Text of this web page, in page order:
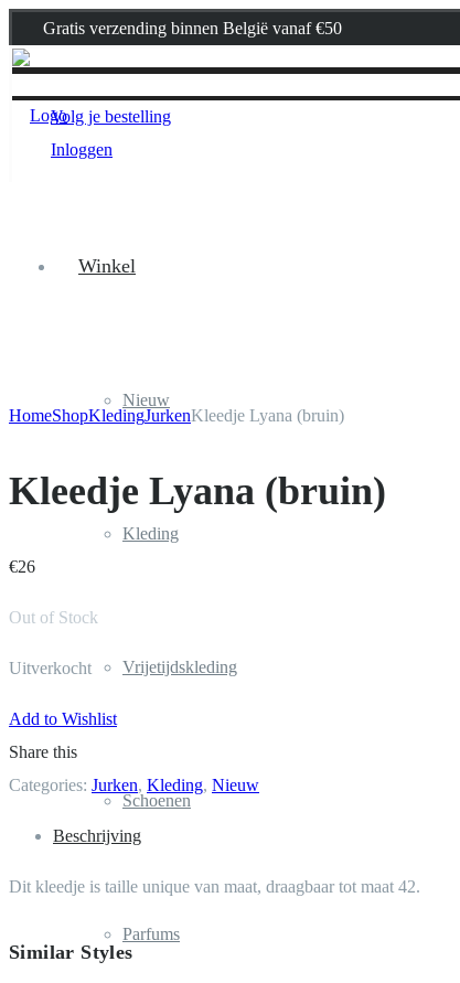
Gratis verzending binnen België vanaf €50
Volg je bestelling
Inloggen
Winkel
Nieuw
Kleding
Vrijetijdskleding
Schoenen
Parfums
HomeShopKledingJurkenKleedje Lyana (bruin)
Kleedje Lyana (bruin)
€26
Out of Stock
Uitverkocht
Add to Wishlist
Share this
Categories: Jurken, Kleding, Nieuw
Beschrijving
Dit kleedje is taille unique van maat, draagbaar tot maat 42.
Similar Styles